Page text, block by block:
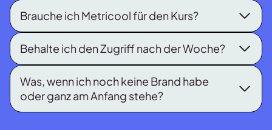
Brauche ich Metricool für den Kurs?
Behalte ich den Zugriff nach der Woche?
Was, wenn ich noch keine Brand habe
oder ganz am Anfang stehe?